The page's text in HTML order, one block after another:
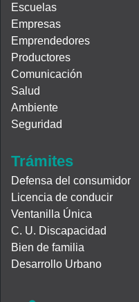
Escuelas
Empresas
Emprendedores
Productores
Comunicación
Salud
Ambiente
Seguridad
Trámites
Defensa del consumidor
Licencia de conducir
Ventanilla Única
C. U. Discapacidad
Bien de familia
Desarrollo Urbano